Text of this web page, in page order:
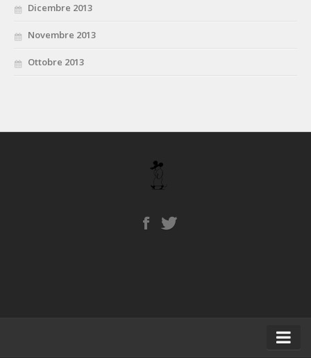
Dicembre 2013
Novembre 2013
Ottobre 2013